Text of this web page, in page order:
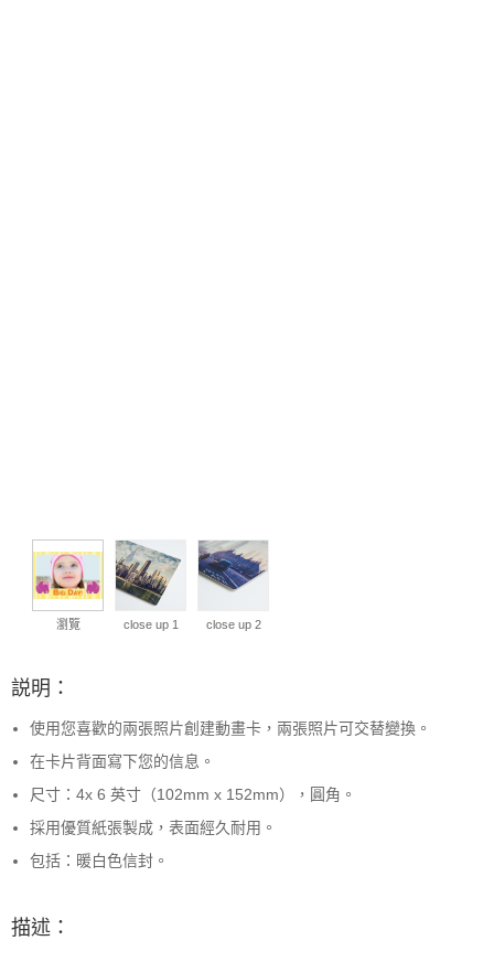
瀏覽 close up 1 close up 2
説明：
使用您喜歡的兩張照片創建動畫卡，兩張照片可交替變換。
在卡片背面寫下您的信息。
尺寸：4x 6 英寸（102mm x 152mm），圓角。
採用優質紙張製成，表面經久耐用。
包括：暖白色信封。
描述：